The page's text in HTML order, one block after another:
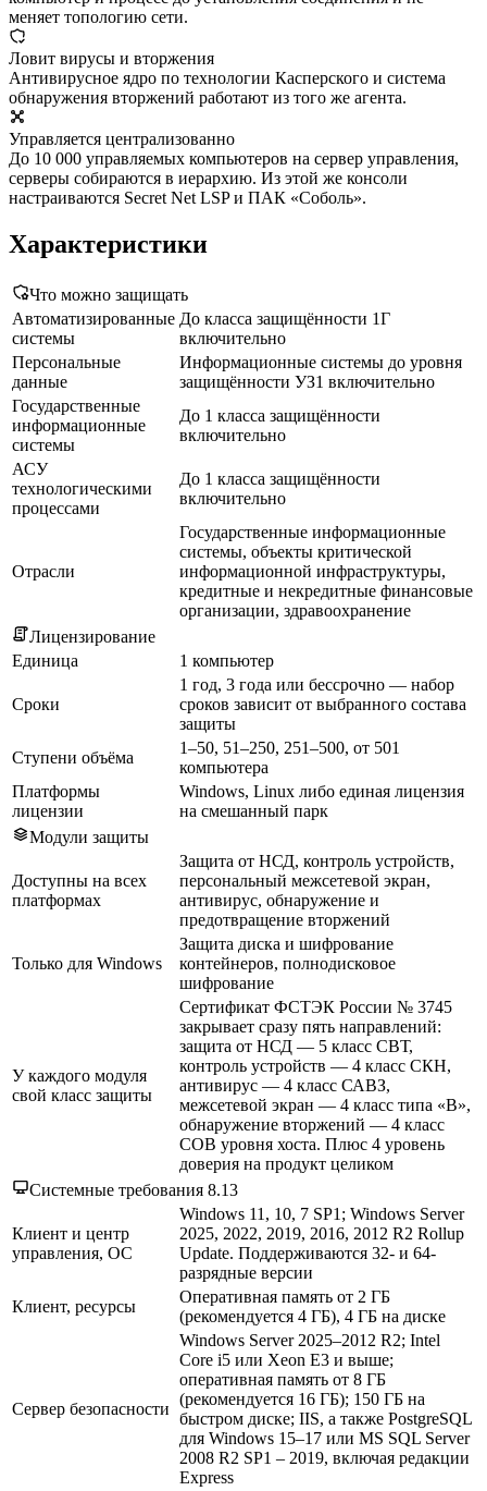
меняет топологию сети.
Ловит вирусы и вторжения
Антивирусное ядро по технологии Касперского и система
обнаружения вторжений работают из того же агента.
Управляется централизованно
До 10 000 управляемых компьютеров на сервер управления,
серверы собираются в иерархию. Из этой же консоли
настраиваются Secret Net LSP и ПАК «Соболь».
Характеристики
Что можно защищать
Автоматизированные
системы
До класса защищённости 1Г
включительно
Персональные
данные
Информационные системы до уровня
защищённости УЗ1 включительно
Государственные
информационные
системы
До 1 класса защищённости
включительно
АСУ
технологическими
процессами
До 1 класса защищённости
включительно
Отрасли
Государственные информационные
системы, объекты критической
информационной инфраструктуры,
кредитные и некредитные финансовые
организации, здравоохранение
Лицензирование
Единица
1 компьютер
Сроки
1 год, 3 года или бессрочно — набор
сроков зависит от выбранного состава
защиты
Ступени объёма
1–50, 51–250, 251–500, от 501
компьютера
Платформы
лицензии
Windows, Linux либо единая лицензия
на смешанный парк
Модули защиты
Доступны на всех
платформах
Защита от НСД, контроль устройств,
персональный межсетевой экран,
антивирус, обнаружение и
предотвращение вторжений
Только для Windows
Защита диска и шифрование
контейнеров, полнодисковое
шифрование
У каждого модуля
свой класс защиты
Сертификат ФСТЭК России № 3745
закрывает сразу пять направлений:
защита от НСД — 5 класс СВТ,
контроль устройств — 4 класс СКН,
антивирус — 4 класс САВЗ,
межсетевой экран — 4 класс типа «В»,
обнаружение вторжений — 4 класс
СОВ уровня хоста. Плюс 4 уровень
доверия на продукт целиком
Системные требования 8.13
Клиент и центр
управления, ОС
Windows 11, 10, 7 SP1; Windows Server
2025, 2022, 2019, 2016, 2012 R2 Rollup
Update. Поддерживаются 32- и 64-
разрядные версии
Клиент, ресурсы
Оперативная память от 2 ГБ
(рекомендуется 4 ГБ), 4 ГБ на диске
Сервер безопасности
Windows Server 2025–2012 R2; Intel
Core i5 или Xeon E3 и выше;
оперативная память от 8 ГБ
(рекомендуется 16 ГБ); 150 ГБ на
быстром диске; IIS, а также PostgreSQL
для Windows 15–17 или MS SQL Server
2008 R2 SP1 – 2019, включая редакции
Express